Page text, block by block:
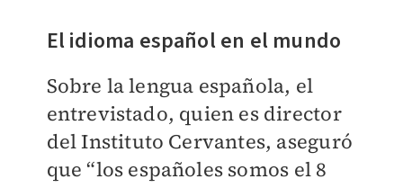
El idioma español en el mundo
Sobre la lengua española, el
entrevistado, quien es director
del Instituto Cervantes, aseguró
que “los españoles somos el 8